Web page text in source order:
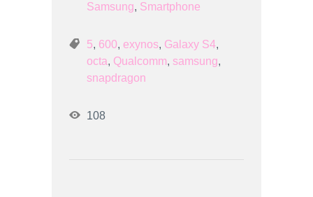
Samsung, Smartphone
5, 600, exynos, Galaxy S4,
octa, Qualcomm, samsung,
snapdragon
108